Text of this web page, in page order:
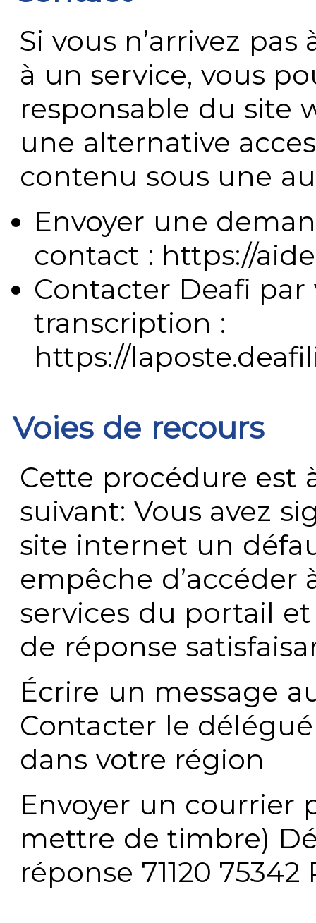
Si vous n’arrivez
à un service, vous
responsable du site
une alternative
contenu sous une
Envoyer une
contact : https://
Contacter Deafi
transcription :
https://
Voies de recours
Cette procédure est
suivant: Vous avez
site internet un
empêche
services du portail
de réponse
Écrire un message
Contacter le
dans votre région
Envoyer un courrier
mettre de timbre)
réponse 71120 75342